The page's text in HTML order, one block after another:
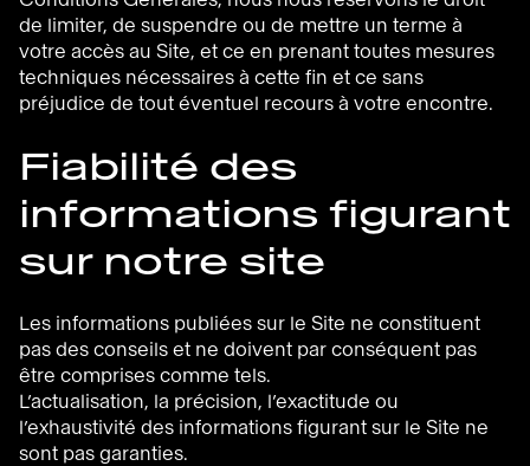
de limiter, de suspendre ou de mettre un terme à
votre accès au Site, et ce en prenant toutes mesures
techniques nécessaires à cette fin et ce sans
préjudice de tout éventuel recours à votre encontre.
Fiabilité des
informations figurant
sur notre site
Les informations publiées sur le Site ne constituent
pas des conseils et ne doivent par conséquent pas
être comprises comme tels.
L’actualisation, la précision, l’exactitude ou
l’exhaustivité des informations figurant sur le Site ne
sont pas garanties.